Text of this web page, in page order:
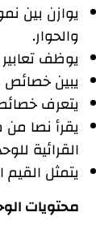
يوازن بين
والحوار.
يوظف
يبين خصائص
يتعرف
يقرأ نصا من
القرائية
يتمثل
محتويات